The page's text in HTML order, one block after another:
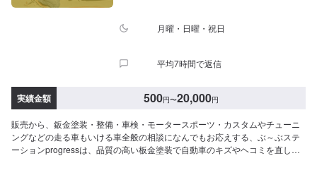
月曜・日曜・祝日
平均7時間で返信
実績金額 500円〜20,000円
販売から、鈑金塗装・整備・車検・モータースポーツ・カスタムやチューニ
ングなどの走る車もいける車全般の相談になんでもお応えする、ぶ～ぶステ
ーションprogressは、品質の高い板金塗装で自動車のキズやヘコミを直しま